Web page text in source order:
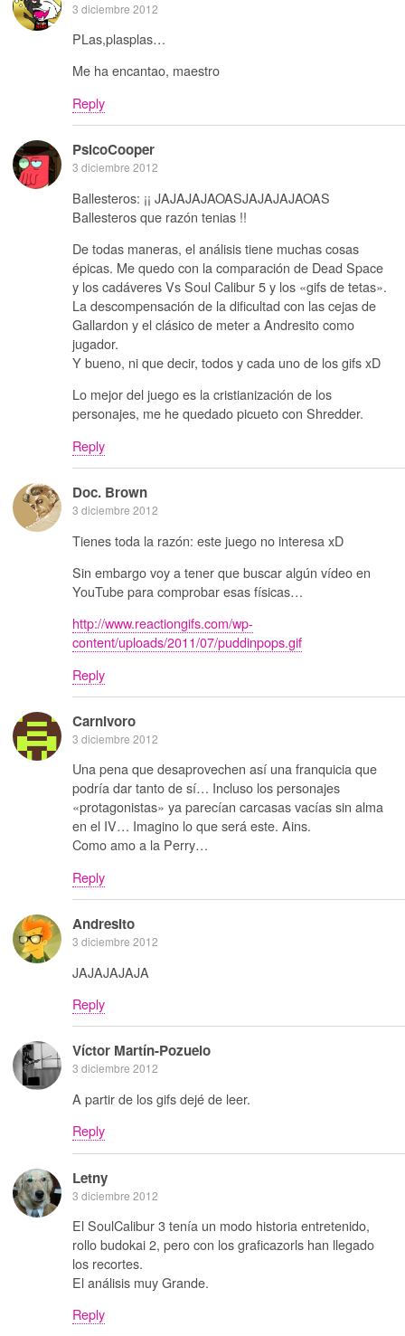
3 diciembre 2012
PLas,plasplas…
Me ha encantao, maestro
Reply
PsicoCooper
3 diciembre 2012
Ballesteros: ¡¡ JAJAJAJAOASJAJAJAJAOAS
Ballesteros que razón tenias !!
De todas maneras, el análisis tiene muchas cosas
épicas. Me quedo con la comparación de Dead Space
y los cadáveres Vs Soul Calibur 5 y los «gifs de tetas».
La descompensación de la dificultad con las cejas de
Gallardon y el clásico de meter a Andresito como
jugador.
Y bueno, ni que decir, todos y cada uno de los gifs xD
Lo mejor del juego es la cristianización de los
personajes, me he quedado picueto con Shredder.
Reply
Doc. Brown
3 diciembre 2012
Tienes toda la razón: este juego no interesa xD
Sin embargo voy a tener que buscar algún vídeo en
YouTube para comprobar esas físicas…
http://www.reactiongifs.com/wp-
content/uploads/2011/07/puddinpops.gif
Reply
Carnivoro
3 diciembre 2012
Una pena que desaprovechen así una franquicia que
podría dar tanto de sí… Incluso los personajes
«protagonistas» ya parecían carcasas vacías sin alma
en el IV… Imagino lo que será este. Ains.
Como amo a la Perry…
Reply
Andresito
3 diciembre 2012
JAJAJAJAJA
Reply
Víctor Martín-Pozuelo
3 diciembre 2012
A partir de los gifs dejé de leer.
Reply
Letny
3 diciembre 2012
El SoulCalibur 3 tenía un modo historia entretenido,
rollo budokai 2, pero con los graficazorls han llegado
los recortes.
El análisis muy Grande.
Reply